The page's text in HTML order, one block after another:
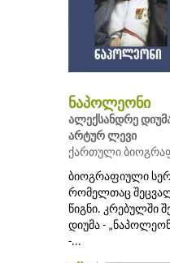
ნაპოლეონი
ალექსანდრე
არტურ ლევი
ქართული
ბიოგრაფიული
რომელთაც
წიგნი. კრებულში
დიუმა -
-...